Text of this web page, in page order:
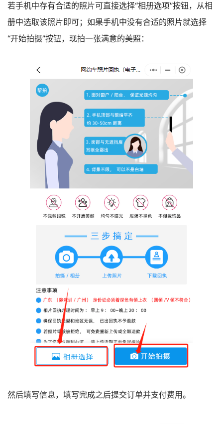
若手机中存有合适的照片可直接选择“相册选项”按钮，从相
册中选取该照片即可；如果手机中没有合适的照片就选择
“开始拍摄”按钮，现拍一张满意的美照：
然后填写信息，填写完成之后提交订单并支付费用。